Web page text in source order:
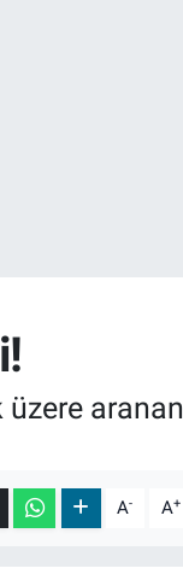
üzere aranan
A- A+